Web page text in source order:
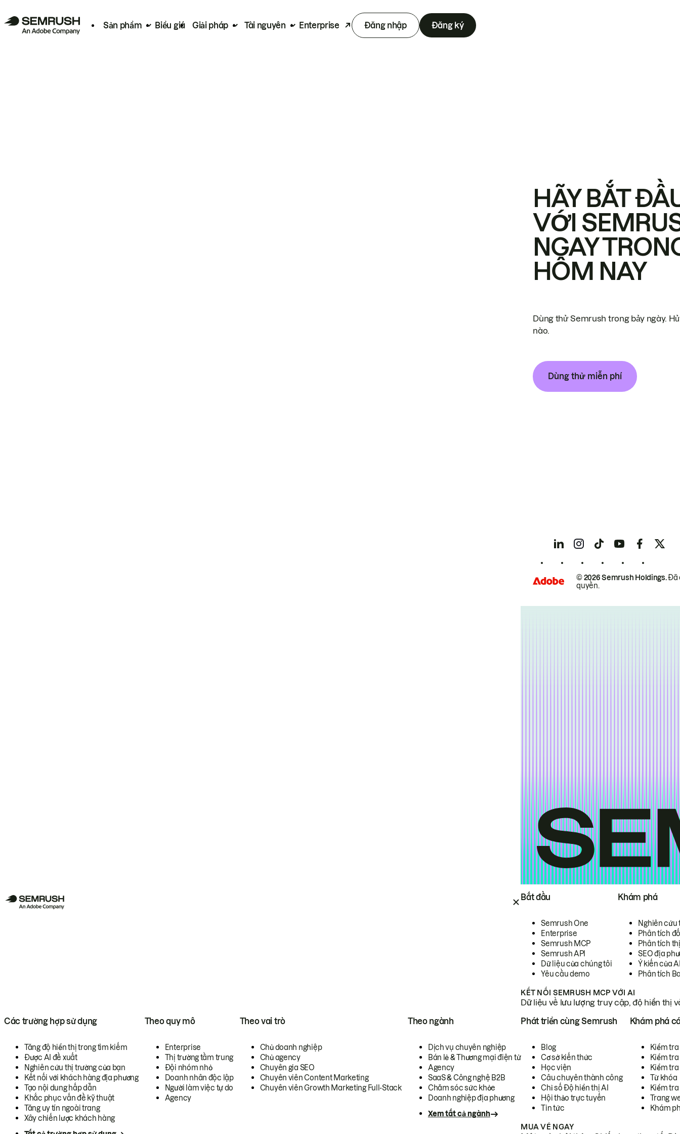
Sản phẩm Biểu giá Giải pháp Tài nguyên Enterprise Đăng nhập Đăng ký
Bắt đầu
Semrush One
Enterprise
Semrush MCP
Semrush API
Dữ liệu của chúng tôi
Yêu cầu demo
Khám phá
Nghiên cứu
Phân tích
Phân tích
SEO địa
Ý kiến của
Phân tích
KẾT NỐI SEMRUSH MCP VỚI AI
Dữ liệu về lưu lượng truy cập, độ hiển thị
Các trường hợp sử dụng
Tăng độ hiển thị trong tìm kiếm
Được AI đề xuất
Nghiên cứu thị trường của bạn
Kết nối với khách hàng địa phương
Tạo nội dung hấp dẫn
Khắc phục vấn đề kỹ thuật
Tăng uy tín ngoài trang
Xây chiến lược khách hàng
Theo quy mô
Enterprise
Thị trường tầm trung
Đội nhóm nhỏ
Doanh nhân độc lập
Người làm việc tự do
Agency
Theo vai trò
Chủ doanh nghiệp
Chủ agency
Chuyên gia SEO
Chuyên viên Content Marketing
Chuyên viên Growth Marketing Full-Stack
Theo ngành
Dịch vụ chuyên nghiệp
Bán lẻ & Thương mại điện tử
Agency
SaaS & Công nghệ B2B
Chăm sóc sức khỏe
Doanh nghiệp địa phương
Xem tất cả ngành
Phát triển cùng Semrush
Blog
Cơ sở kiến thức
Học viện
Câu chuyên thành công
Chỉ số Độ hiển thị AI
Hội thảo trực tuyến
Tin tức
Khám phá
Kiểm
Kiểm tra
Kiểm
Từ khóa
Kiểm
Trang
Khám
MUA VÉ NGAY
HÃY BẮT
VỚI
NGAY
HÔM NAY
Dùng thử Semrush trong bảy ngày.
nào.
Dùng thử miễn phí
© 2026 Semrush Holdings.Đã
quyền.